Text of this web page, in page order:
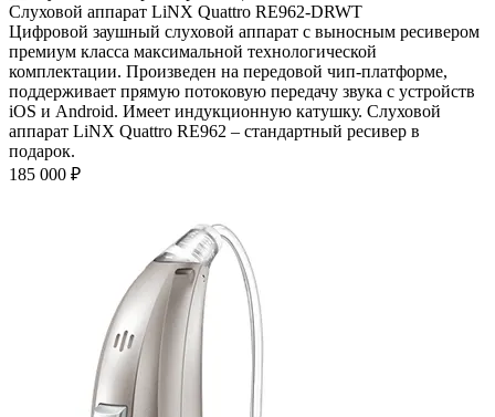
Слуховой аппарат LiNX Quattro RE962-DRWT
Цифровой заушный слуховой аппарат с выносным ресивером
премиум класса максимальной технологической
комплектации. Произведен на передовой чип-платформе,
поддерживает прямую потоковую передачу звука с устройств
iOS и Android. Имеет индукционную катушку. Слуховой
аппарат LiNX Quattro RE962 – стандартный ресивер в
подарок.
185 000 ₽